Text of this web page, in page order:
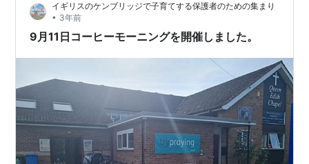
ンセットだけするようになりました。 最近は、ほぼ毎日
ジムに通いエクササイズをして、そ…
イギリスのケンブリッジで子育てする保護者のための集まり
• 3年前
9月11日コーヒーモーニングを開催しました。